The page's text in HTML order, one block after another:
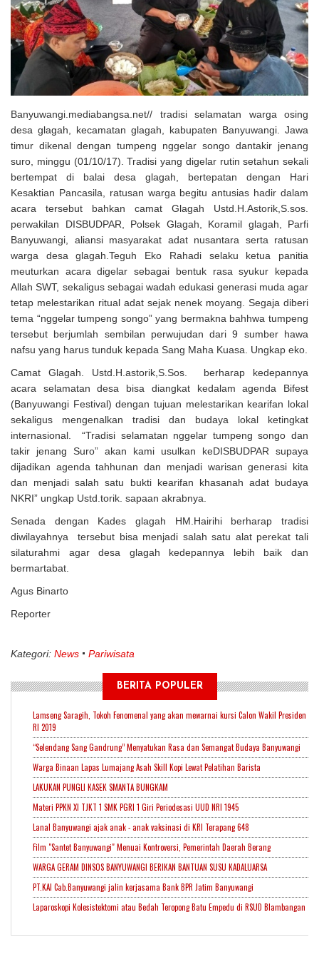
Uji Coba Program NADI JKN
Banyuwangi.mediabangsa.net// tradisi selamatan warga osing
desa glagah, kecamatan glagah, kabupaten Banyuwangi. Jawa
timur dikenal dengan tumpeng nggelar songo dantakir jenang
suro, minggu (01/10/17). Tradisi yang digelar rutin setahun sekali
bertempat di balai desa glagah, bertepatan dengan Hari
Kesaktian Pancasila, ratusan warga begitu antusias hadir dalam
acara tersebut bahkan camat Glagah Ustd.H.Astorik,S.sos.
perwakilan DISBUDPAR, Polsek Glagah, Koramil glagah, Parfi
Banyuwangi, aliansi masyarakat adat nusantara serta ratusan
warga desa glagah.Teguh Eko Rahadi selaku ketua panitia
meuturkan acara digelar sebagai bentuk rasa syukur kepada
Allah SWT, sekaligus sebagai wadah edukasi generasi muda agar
tetap melestarikan ritual adat sejak nenek moyang. Segaja diberi
tema “nggelar tumpeng songo” yang bermakna bahhwa tumpeng
tersebut berjumlah sembilan perwujudan dari 9 sumber hawa
nafsu yang harus tunduk kepada Sang Maha Kuasa. Ungkap eko.
Camat Glagah. Ustd.H.astorik,S.Sos. berharap kedepannya
acara selamatan desa bisa diangkat kedalam agenda Bifest
(Banyuwangi Festival) dengan tujuan melestarikan kearifan lokal
sekaligus mengenalkan tradisi dan budaya lokal ketingkat
internasional. “Tradisi selamatan nggelar tumpeng songo dan
takir jenang Suro” akan kami usulkan keDISBUDPAR supaya
dijadikan agenda tahhunan dan menjadi warisan generasi kita
dan menjadi salah satu bukti kearifan khasanah adat budaya
NKRI” ungkap Ustd.torik. sapaan akrabnya.
Senada dengan Kades glagah HM.Hairihi berharap tradisi
diwilayahnya tersebut bisa menjadi salah satu alat perekat tali
silaturahmi agar desa glagah kedepannya lebih baik dan
bermartabat.
Agus Binarto
Reporter
Kategori: News Pariwisata
BERITA POPULER
Lamseng Saragih, Tokoh Fenomenal yang akan mewarnai kursi Calon Wakil Presiden
RI 2019
“Selendang Sang Gandrung” Menyatukan Rasa dan Semangat Budaya Banyuwangi
Warga Binaan Lapas Lumajang Asah Skill Kopi Lewat Pelatihan Barista
LAKUKAN PUNGLI KASEK SMANTA BUNGKAM
Materi PPKN XI TJKT 1 SMK PGRI 1 Giri Periodesasi UUD NRI 1945
Lanal Banyuwangi ajak anak - anak vaksinasi di KRI Terapang 648
Film "Santet Banyuwangi" Menuai Kontroversi, Pemerintah Daerah Berang
WARGA GERAM DINSOS BANYUWANGI BERIKAN BANTUAN SUSU KADALUARSA
PT.KAI Cab.Banyuwangi jalin kerjasama Bank BPR Jatim Banyuwangi
Laparoskopi Kolesistektomi atau Bedah Teropong Batu Empedu di RSUD Blambangan